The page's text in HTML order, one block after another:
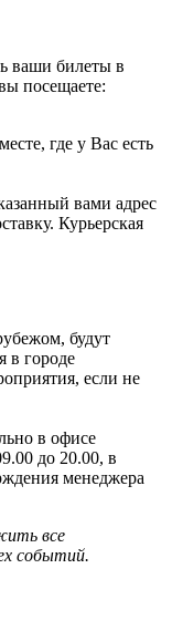
ваши билеты в
посещаете:
где у Вас есть
вами адрес
Курьерская
будут
в городе
если не
в офисе
до 20.00, в
менеджера
все
событий.